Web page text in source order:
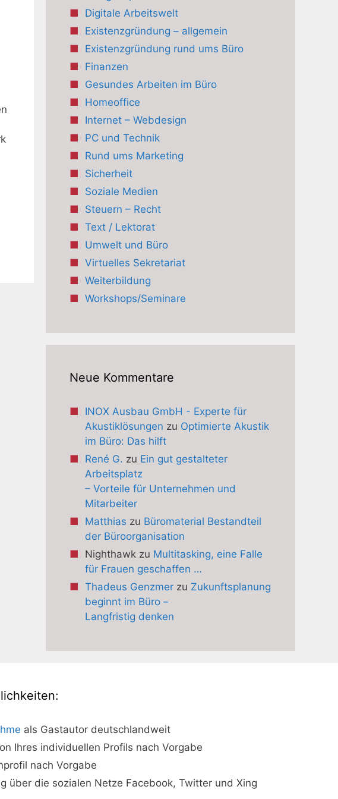
Digitale Arbeitswelt
Existenzgründung – allgemein
Existenzgründung rund ums Büro
Finanzen
Gesundes Arbeiten im Büro
Homeoffice
Internet – Webdesign
PC und Technik
Rund ums Marketing
Sicherheit
Soziale Medien
Steuern – Recht
Text / Lektorat
Umwelt und Büro
Virtuelles Sekretariat
Weiterbildung
Workshops/Seminare
Neue Kommentare
INOX Ausbau GmbH - Experte für
Akustiklösungen zu Optimierte Akustik
im Büro: Das hilft
René G. zu Ein gut gestalteter
Arbeitsplatz
– Vorteile für Unternehmen und
Mitarbeiter
Matthias zu Büromaterial Bestandteil
der Büroorganisation
Nighthawkzu Multitasking, eine Falle
für Frauen geschaffen …
Thadeus Genzmerzu Zukunftsplanung
beginnt im Büro –
Langfristig denken
als Gastautor deutschlandweit
Ihres individuellen Profils nach Vorgabe
nach Vorgabe
über die sozialen Netze Facebook, Twitter und Xing